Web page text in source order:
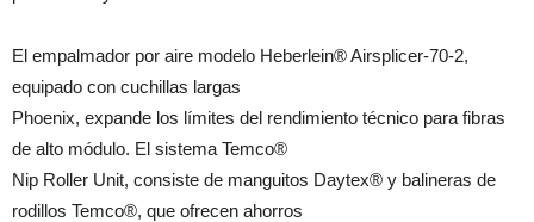
El empalmador por aire modelo Heberlein® Airsplicer-70-2,
equipado con cuchillas largas
Phoenix, expande los límites del rendimiento técnico para fibras
de alto módulo. El sistema Temco®
Nip Roller Unit, consiste de manguitos Daytex® y balineras de
rodillos Temco®, que ofrecen ahorros